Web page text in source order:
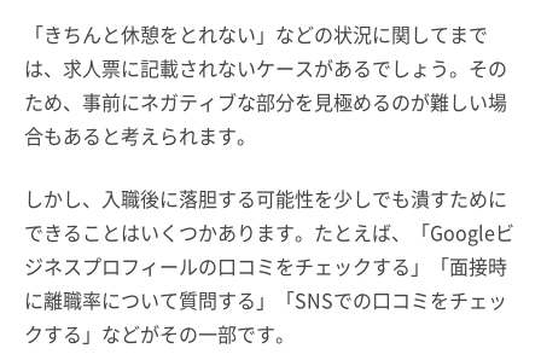
「きちんと休憩をとれない」などの状況に関してまで
は、求人票に記載されないケースがあるでしょう。その
ため、事前にネガティブな部分を見極めるのが難しい場
合もあると考えられます。
しかし、入職後に落胆する可能性を少しでも潰すために
できることはいくつかあります。たとえば、「Googleビ
ジネスプロフィールの口コミをチェックする」「面接時
に離職率について質問する」「SNSでの口コミをチェッ
クする」などがその一部です。